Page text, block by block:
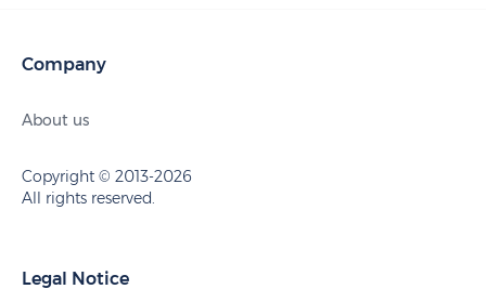
Company
About us
Copyright © 2013-2026
All rights reserved.
Legal Notice